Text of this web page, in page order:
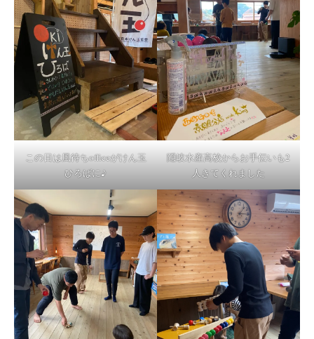
この日は風待ちofficeがけん玉
ひろばに♪
隠岐水産高校からお手伝いも2
人きてくれました